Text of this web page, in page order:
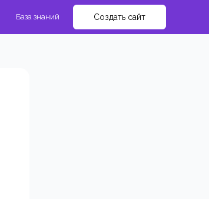
База знаний Создать сайт